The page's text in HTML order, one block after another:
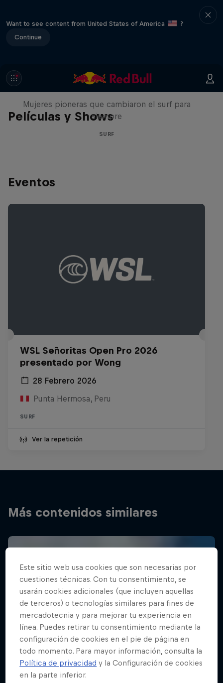
Want to see content from United States of America
?
Continue
Películas y Shows
NOW DAYS
Mujeres pioneras que cambiaron el surf para
siempre
SURF
Eventos
WSL Señoritas Open Pro 2026
presentado por Wong
28 Febrero 2026
Punta Hermosa, Peru
SURF
Ver la repetición
Más contenidos similares
Este sitio web usa cookies que son necesarias por
cuestiones técnicas. Con tu consentimiento, se
usarán cookies adicionales (que incluyen aquellas
de terceros) o tecnologías similares para fines de
mercadotecnia y para mejorar tu experiencia en
línea. Puedes retirar tu consentimiento mediante la
configuración de cookies en el pie de página en
todo momento. Para mayor información, consulta la
Política de privacidad y la Configuración de cookies
en la parte inferior.